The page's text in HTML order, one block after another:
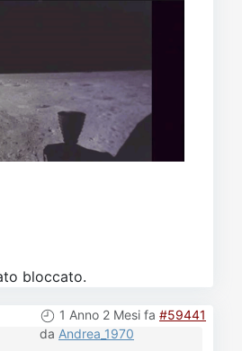
bloccato.
1 Anno 2 Mesi fa #59441
da Andrea_1970